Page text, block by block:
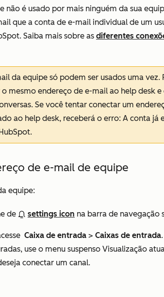
não é usado por mais ninguém da sua
que a conta de e-mail individual de um
Saiba mais sobre as diferentes
da equipe só podem ser usados uma vez.
mesmo endereço de e-mail ao help desk
Se você tentar conectar um
ao help desk, receberá o erro: A conta já
.
de e-mail de equipe
equipe:
de settings icon na barra de navegação
Caixa de entrada > Caixas de entrada
use o menu suspenso Visualização
conectar um canal.